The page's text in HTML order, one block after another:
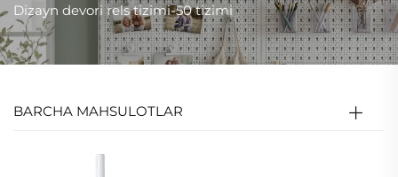
Dizayn devori rels tizimi-50 tizimi
BARCHA MAHSULOTLAR